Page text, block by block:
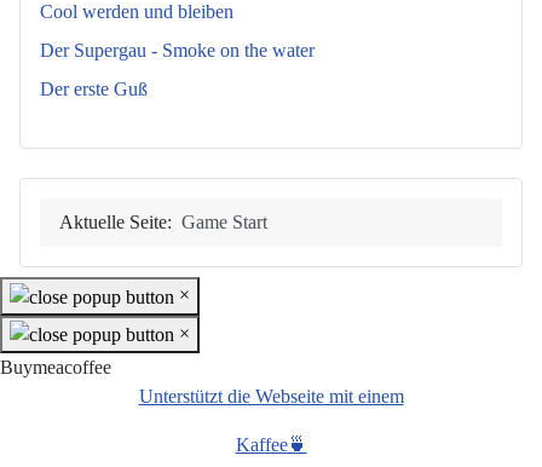
Cool werden und bleiben
Der Supergau - Smoke on the water
Der erste Guß
Aktuelle Seite: Game Start
×
×
Buymeacoffee
Unterstützt die Webseite mit einem
Kaffee🍵